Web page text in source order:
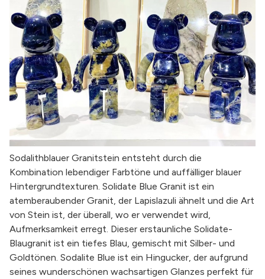
Sodalithblauer Granitstein entsteht durch die
Kombination lebendiger Farbtöne und auffälliger blauer
Hintergrundtexturen. Solidate Blue Granit ist ein
atemberaubender Granit, der Lapislazuli ähnelt und die Art
von Stein ist, der überall, wo er verwendet wird,
Aufmerksamkeit erregt. Dieser erstaunliche Solidate-
Blaugranit ist ein tiefes Blau, gemischt mit Silber- und
Goldtönen. Sodalite Blue ist ein Hingucker, der aufgrund
seines wunderschönen wachsartigen Glanzes perfekt für